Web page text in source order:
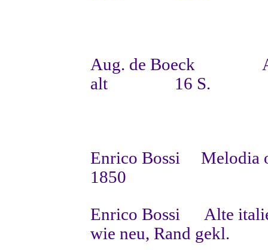
Aug. de Boeck
alt
16 S.
Enrico Bossi
Melodia
1850
Enrico Bossi
Alte
wie neu, Rand gekl.